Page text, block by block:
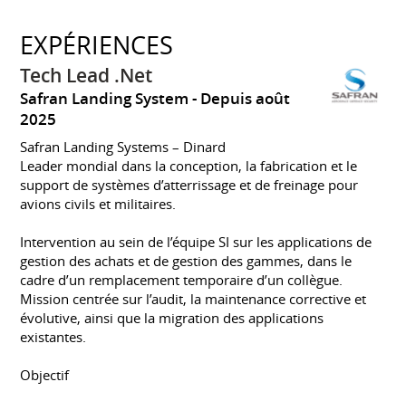
EXPÉRIENCES
Tech Lead .Net
Safran Landing System
Depuis août
2025
Safran Landing Systems – Dinard
Leader mondial dans la conception, la fabrication et le
support de systèmes d’atterrissage et de freinage pour
avions civils et militaires.
Intervention au sein de l’équipe SI sur les applications de
gestion des achats et de gestion des gammes, dans le
cadre d’un remplacement temporaire d’un collègue.
Mission centrée sur l’audit, la maintenance corrective et
évolutive, ainsi que la migration des applications
existantes.
Objectif